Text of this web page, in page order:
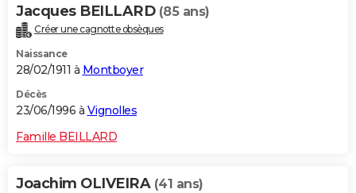
Jacques BEILLARD (85 ans)
Créer une cagnotte obsèques
Naissance
28/02/1911 à Montboyer
Décès
23/06/1996 à Vignolles
Famille BEILLARD
Joachim OLIVEIRA (41 ans)